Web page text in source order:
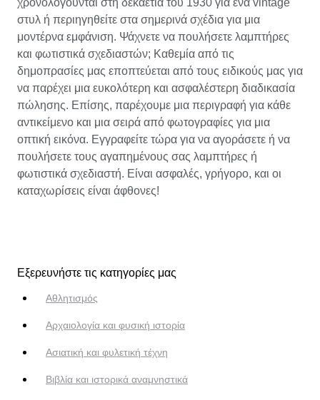
χρονολογούνται στη δεκαετία του 1930 για ένα vintage
στυλ ή περιηγηθείτε στα σημερινά σχέδια για μια
μοντέρνα εμφάνιση. Ψάχνετε να πουλήσετε λαμπτήρες
και φωτιστικά σχεδιαστών; Καθεμία από τις
δημοπρασίες μας εποπτεύεται από τους ειδικούς μας για
να παρέχει μια ευκολότερη και ασφαλέστερη διαδικασία
πώλησης. Επίσης, παρέχουμε μια περιγραφή για κάθε
αντικείμενο και μια σειρά από φωτογραφίες για μια
οπτική εικόνα. Εγγραφείτε τώρα για να αγοράσετε ή να
πουλήσετε τους αγαπημένους σας λαμπτήρες ή
φωτιστικά σχεδιαστή. Είναι ασφαλές, γρήγορο, και οι
καταχωρίσεις είναι άφθονες!
Εξερευνήστε τις κατηγορίες μας
Αθλητισμός
Αρχαιολογία και φυσική ιστορία
Ασιατική και φυλετική τέχνη
Βιβλία και ιστορικά αναμνηστικά